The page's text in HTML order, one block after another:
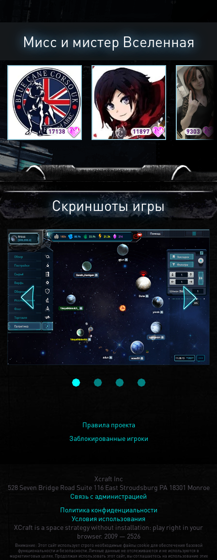
Мисс и мистер Вселенная
17138 11897 9303
Скриншоты игры
Правила проекта
Заблокированные игроки
Xcraft Inc
528 Seven Bridge Road Suite 116 East Stroudsburg PA 18301 Monroe
Связь с администрацией
Политика конфиденциальности
Условия использования
XCraft is a space strategy without installation: play right in your
browser. 2009 — 2526
Внимание: Этот сайт использует строго необходимые файлы cookie для обеспечения базовой
функциональности и безопасности. Личные данные не отслеживаются и не используются в
маркетинговых целях. Продолжая использовать этот сайт, вы соглашаетесь на использование этих